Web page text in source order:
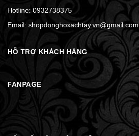
Hotline: 0932738375
Email: shopdonghoxachtay.vn@gmail.com
HỖ TRỢ KHÁCH HÀNG
FANPAGE